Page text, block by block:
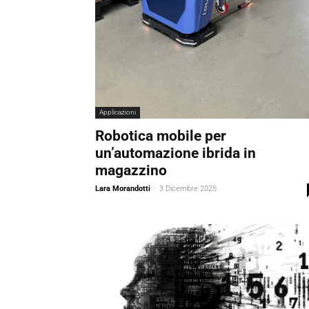
Applicazioni
Robotica mobile per
un’automazione ibrida in
magazzino
Lara Morandotti - 3 Dicembre 2025